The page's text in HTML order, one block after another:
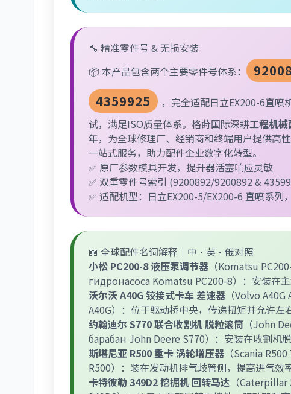
🔧 精准零件号 & 无损安装
📦 本产品包含两个主要零件号体系：
4359925
，完全适配日立EX200-6直
试，满足ISO质量体系。格莳国际深耕工程机
年，为全球修理厂、经销商和终端用户提供高
一站式服务，助力配件企业数字化转型。
✅ 原厂参数模具开发，提升器活塞响应灵敏
✅ 双重零件号索引 (9200892/9200892 &
✅ 适配机型：日立EX200-5/EX200-6 直喷系列
📖 全球配件名词解释｜中·英·俄对照
小松 PC200-8 液压泵调节器 （Komatsu
гидронасоса Komatsu PC200-8）：安装在
沃尔沃 A40G 铰接式卡车 差速器 （Volvo
A40G）：位于驱动桥中央，传递扭矩并允许左
约翰迪尔 S770 联合收割机 脱粒滚筒 （John
барабан John Deere S770）：安装在收割机
斯堪尼亚 R500 重卡 涡轮增压器 （Scania
R500）：装在发动机排气歧管侧，提高进气效
卡特彼勒 349D2 挖掘机 回转马达 （